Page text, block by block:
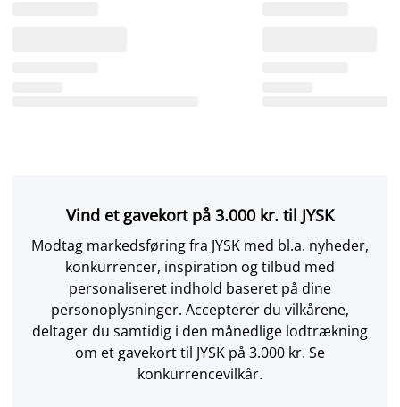
Vind et gavekort på 3.000 kr. til JYSK
Modtag markedsføring fra JYSK med bl.a. nyheder,
konkurrencer, inspiration og tilbud med
personaliseret indhold baseret på dine
personoplysninger. Accepterer du vilkårene,
deltager du samtidig i den månedlige lodtrækning
om et gavekort til JYSK på 3.000 kr. Se
konkurrencevilkår.